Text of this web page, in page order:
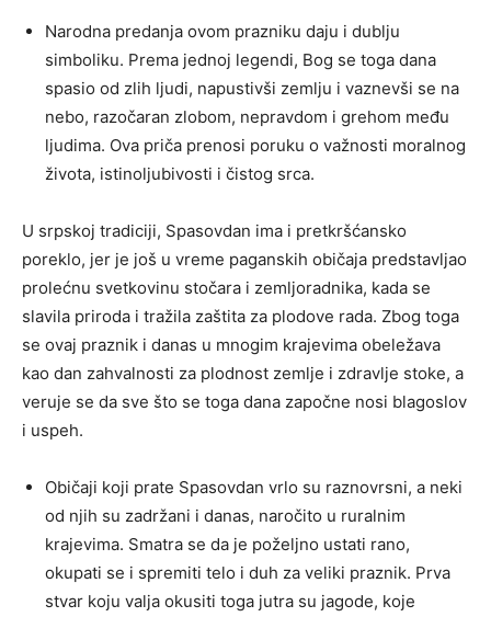
Narodna predanja ovom prazniku daju i dublju
simboliku. Prema jednoj legendi, Bog se toga dana
spasio od zlih ljudi, napustivši zemlju i vaznevši se na
nebo, razočaran zlobom, nepravdom i grehom među
ljudima. Ova priča prenosi poruku o važnosti moralnog
života, istinoljubivosti i čistog srca.
U srpskoj tradiciji, Spasovdan ima i pretkršćansko
poreklo, jer je još u vreme paganskih običaja predstavljao
prolećnu svetkovinu stočara i zemljoradnika, kada se
slavila priroda i tražila zaštita za plodove rada. Zbog toga
se ovaj praznik i danas u mnogim krajevima obeležava
kao dan zahvalnosti za plodnost zemlje i zdravlje stoke, a
veruje se da sve što se toga dana započne nosi blagoslov
i uspeh.
Običaji koji prate Spasovdan vrlo su raznovrsni, a neki
od njih su zadržani i danas, naročito u ruralnim
krajevima. Smatra se da je poželjno ustati rano,
okupati se i spremiti telo i duh za veliki praznik. Prva
stvar koju valja okusiti toga jutra su jagode, koje